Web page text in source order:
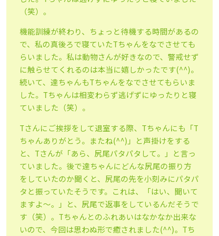
（笑）。
機能訓練が終わり、ちょっと待機する時間があるの
で、私の真後ろで寝ていたTちゃんをなでさせても
らいました。私は動物さんが好きなので、警戒せず
に触らせてくれるのは本当に嬉しかったです(^^)。
続いて、達ちゃんもTちゃんをなでさせてもらいま
した。Tちゃんは相変わらず逃げずにゆったりと寝
ていました（笑）。
Tさんにご挨拶をして退室する際、Tちゃんにも「T
ちゃんありがとう。またね(^^)」と声掛けをする
と、Tさんが「あら、尻尾パタパタして。」と言っ
ていました。後で達ちゃんにどんな尻尾の振り方
をしていたのか聞くと、尻尾の先を小刻みにパタパ
タと振っていたそうです。これは、「はい、聞いて
ますよ～。」と、尻尾で返事をしているんだそうで
す（笑）。Tちゃんとのふれあいはなかなか出来な
いので、今回は思わぬ形で癒されました(^^)。Tち